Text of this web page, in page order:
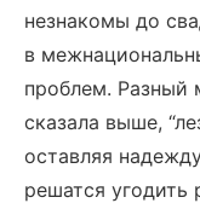
незнакомы до
в
проблем. Разный
сказала выше,
оставляя
решатся угодить